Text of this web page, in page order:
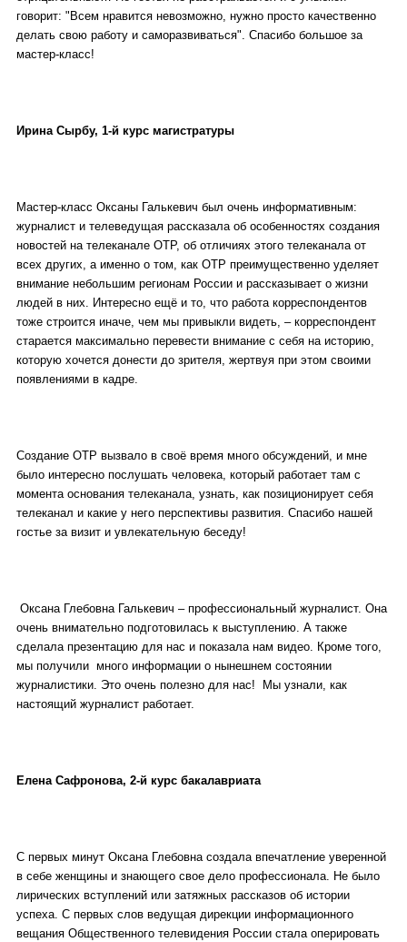
говорит: "Всем нравится невозможно, нужно просто качественно
делать свою работу и саморазвиваться". Спасибо большое за
мастер-класс!
Ирина Сырбу, 1-й курс магистратуры
Мастер-класс Оксаны Галькевич был очень информативным:
журналист и телеведущая рассказала об особенностях создания
новостей на телеканале ОТР, об отличиях этого телеканала от
всех других, а именно о том, как ОТР преимущественно уделяет
внимание небольшим регионам России и рассказывает о жизни
людей в них. Интересно ещё и то, что работа корреспондентов
тоже строится иначе, чем мы привыкли видеть, – корреспондент
старается максимально перевести внимание с себя на историю,
которую хочется донести до зрителя, жертвуя при этом своими
появлениями в кадре.
Создание ОТР вызвало в своё время много обсуждений, и мне
было интересно послушать человека, который работает там с
момента основания телеканала, узнать, как позиционирует себя
телеканал и какие у него перспективы развития. Спасибо нашей
гостье за визит и увлекательную беседу!
Оксана Глебовна Галькевич – профессиональный журналист. Она
очень внимательно подготовилась к выступлению. А также
сделала презентацию для нас и показала нам видео. Кроме того,
мы получили много информации о нынешнем состоянии
журналистики. Это очень полезно для нас! Мы узнали, как
настоящий журналист работает.
Елена Сафронова, 2-й курс бакалавриата
С первых минут Оксана Глебовна создала впечатление уверенной
в себе женщины и знающего свое дело профессионала. Не было
лирических вступлений или затяжных рассказов об истории
успеха. С первых слов ведущая дирекции информационного
вещания Общественного телевидения России стала оперировать